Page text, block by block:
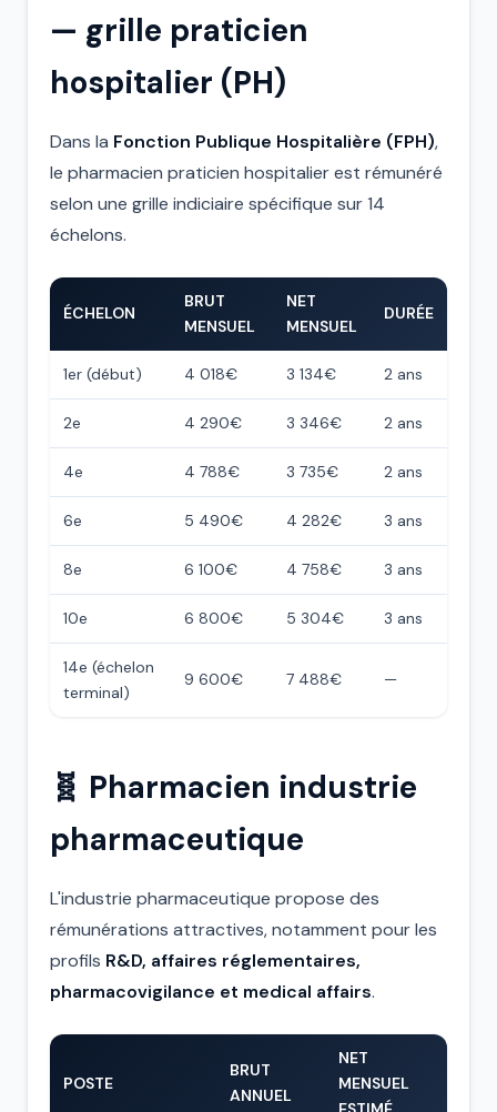
— grille praticien
hospitalier (PH)
Dans la Fonction Publique Hospitalière (FPH),
le pharmacien praticien hospitalier est rémunéré
selon une grille indiciaire spécifique sur 14
échelons.
ÉCHELON
BRUT
MENSUEL
NET
MENSUEL
DURÉE
1er (début) 4 018€ 3 134€ 2 ans
2e 4 290€ 3 346€ 2 ans
4e 4 788€ 3 735€ 2 ans
6e 5 490€ 4 282€ 3 ans
8e 6 100€ 4 758€ 3 ans
10e 6 800€ 5 304€ 3 ans
14e (échelon
terminal)
9 600€ 7 488€ —
🧬 Pharmacien industrie
pharmaceutique
L'industrie pharmaceutique propose des
rémunérations attractives, notamment pour les
profils R&D, affaires réglementaires,
pharmacovigilance et medical affairs.
POSTE
BRUT
ANNUEL
NET
MENSUEL